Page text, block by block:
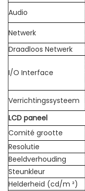
Audio
Netwerk
Draadloos Netwerk
I/O Interface
Verrichtingssysteem
LCD paneel
Comité grootte
Resolutie
Beeldverhouding
Steunkleur
Helderheid (cd/m ²)